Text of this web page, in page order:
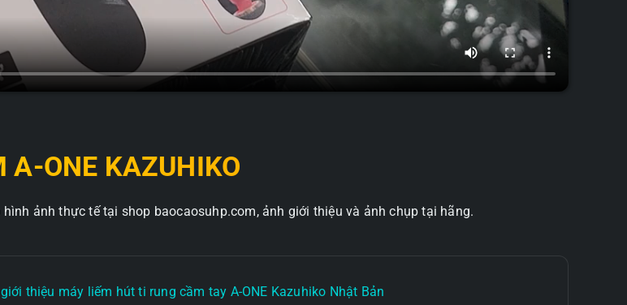
ONE KAZUHIKO
ảnh thực tế tại shop baocaosuhp.com, ảnh giới thiệu và ảnh chụp tại hãng.
thiệu máy liếm hút ti rung cầm tay A-ONE Kazuhiko Nhật Bản